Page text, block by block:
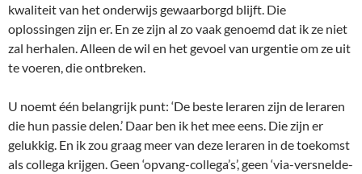
kwaliteit van het onderwijs gewaarborgd blijft. Die
oplossingen zijn er. En ze zijn al zo vaak genoemd dat ik ze niet
zal herhalen. Alleen de wil en het gevoel van urgentie om ze uit
te voeren, die ontbreken.
U noemt één belangrijk punt: ‘De beste leraren zijn de leraren
die hun passie delen.’ Daar ben ik het mee eens. Die zijn er
gelukkig. En ik zou graag meer van deze leraren in de toekomst
als collega krijgen. Geen ‘opvang-collega’s’, geen ‘via-versnelde-